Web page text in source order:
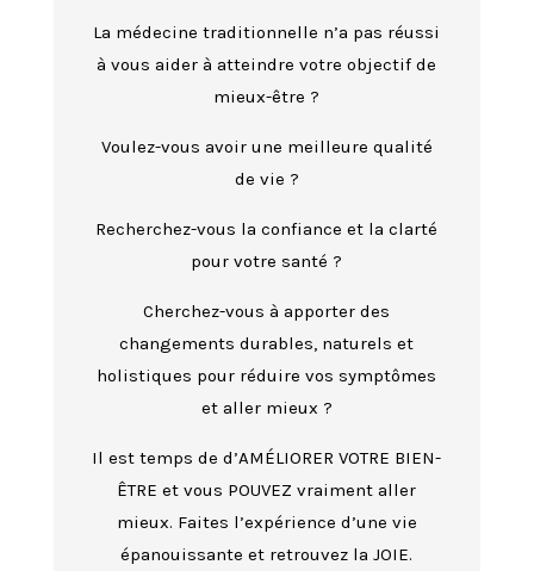
La médecine traditionnelle n’a pas réussi
à vous aider à atteindre votre objectif de
mieux-être ?
Voulez-vous avoir une meilleure qualité
de vie ?
Recherchez-vous la confiance et la clarté
pour votre santé ?
Cherchez-vous à apporter des
changements durables, naturels et
holistiques pour réduire vos symptômes
et aller mieux ?
Il est temps de d’AMÉLIORER VOTRE BIEN-
ÊTRE et vous POUVEZ vraiment aller
mieux. Faites l’expérience d’une vie
épanouissante et retrouvez la JOIE.